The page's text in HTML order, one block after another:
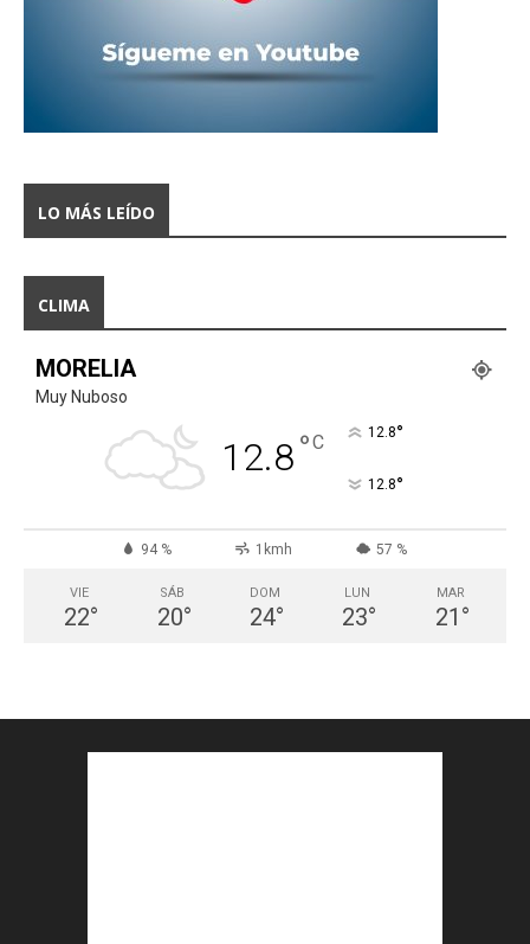
LO MÁS LEÍDO
CLIMA
MORELIA
Muy Nuboso
12.8°C 12.8°
12.8°
94 % 1kmh 57 %
VIE
22°
SÁB
20°
DOM
24°
LUN
23°
MAR
21 °